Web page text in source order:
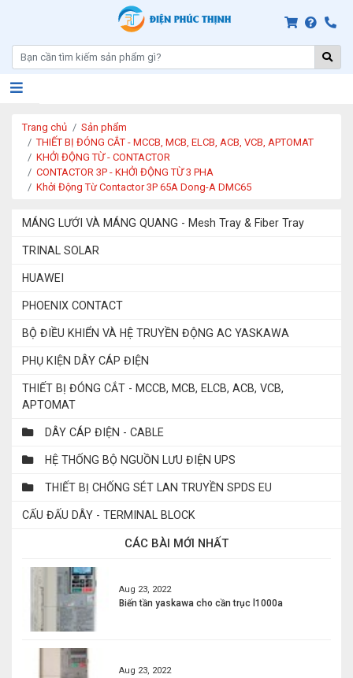
Trang chủ
Sản phẩm
THIẾT BỊ ĐÓNG CẮT - MCCB, MCB, ELCB, ACB, VCB, APTOMAT
KHỞI ĐỘNG TỪ - CONTACTOR
CONTACTOR 3P - KHỞI ĐỘNG TỪ 3 PHA
Khởi Động Từ Contactor 3P 65A Dong-A DMC65
MÁNG LƯỚI VÀ MÁNG QUANG - Mesh Tray & Fiber Tray
TRINAL SOLAR
HUAWEI
PHOENIX CONTACT
BỘ ĐIỀU KHIỂN VÀ HỆ TRUYỀN ĐỘNG AC YASKAWA
PHỤ KIỆN DÂY CÁP ĐIỆN
THIẾT BỊ ĐÓNG CẮT - MCCB, MCB, ELCB, ACB, VCB,
APTOMAT
DÂY CÁP ĐIỆN - CABLE
HỆ THỐNG BỘ NGUỒN LƯU ĐIỆN UPS
THIẾT BỊ CHỐNG SÉT LAN TRUYỀN SPDS EU
CẤU ĐẤU DÂY - TERMINAL BLOCK
CÁC BÀI MỚI NHẤT
Aug 23, 2022
Biến tần yaskawa cho cần trục l1000a
Aug 23, 2022